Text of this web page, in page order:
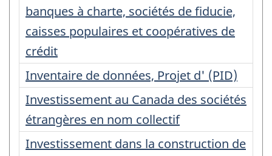
banques à charte, sociétés de fiducie,
caisses populaires et coopératives de
crédit
Inventaire de données, Projet d' (PID)
Investissement au Canada des sociétés
étrangères en nom collectif
Investissement dans la construction de